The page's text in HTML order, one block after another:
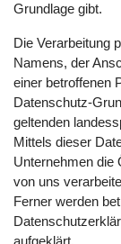
Grundlage gibt.
Die Verarbeitung
Namens, der
einer betroffenen
Datenschutz-
geltenden
Mittels dieser
Unternehmen die
von uns
Ferner werden
aufgeklärt.